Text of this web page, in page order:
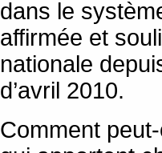
dans le
affirmée et
nationale
d’avril 2010.
Comment